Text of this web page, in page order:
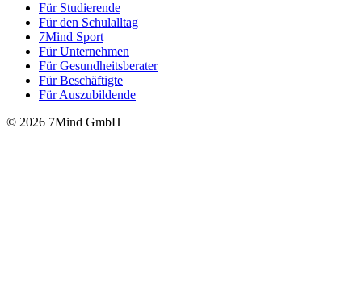
Für Stu­die­rende
Für den Schulalltag
7Mind Sport
Für Unter­neh­men
Für Gesund­heits­be­ra­ter
Für Beschäftigte
Für Auszubildende
© 2026 7Mind GmbH